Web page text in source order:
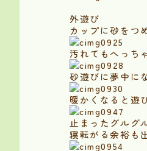
外遊び
カップに砂をつ
汚れてもへっち
砂遊びに夢中に
暖かくなると遊
止まったグルグ
寝転がる余裕も